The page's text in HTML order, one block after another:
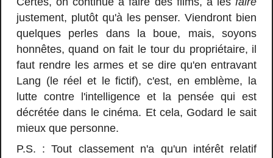
justement, plutôt qu'à les penser. Viendront bien
quelques perles dans la boue, mais, soyons
honnêtes, quand on fait le tour du propriétaire, il
faut rendre les armes et se dire qu'en entravant
Lang (le réel et le fictif), c'est, en emblème, la
lutte contre l'intelligence et la pensée qui est
décrétée dans le cinéma. Et cela, Godard le sait
mieux que personne.
P.S. : Tout classement n'a qu'un intérêt relatif